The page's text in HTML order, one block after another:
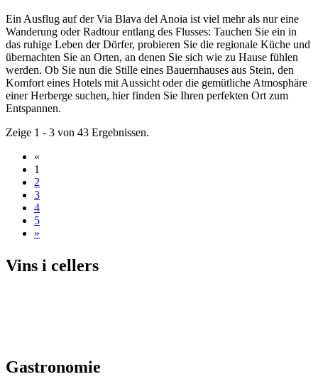
Ein Ausflug auf der Via Blava del Anoia ist viel mehr als nur eine
Wanderung oder Radtour entlang des Flusses: Tauchen Sie ein in
das ruhige Leben der Dörfer, probieren Sie die regionale Küche und
übernachten Sie an Orten, an denen Sie sich wie zu Hause fühlen
werden. Ob Sie nun die Stille eines Bauernhauses aus Stein, den
Komfort eines Hotels mit Aussicht oder die gemütliche Atmosphäre
einer Herberge suchen, hier finden Sie Ihren perfekten Ort zum
Entspannen.
Zeige 1 - 3 von 43 Ergebnissen.
«
1
2
3
4
5
»
Vins i cellers
Gastronomie